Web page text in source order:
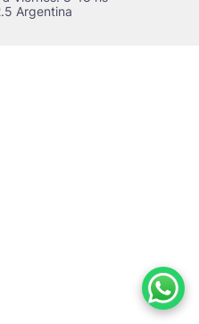
Argentina